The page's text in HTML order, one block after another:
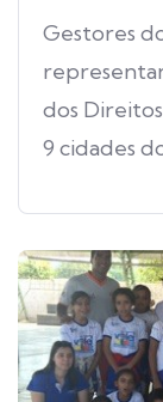
Gestores
dos
9 cidades